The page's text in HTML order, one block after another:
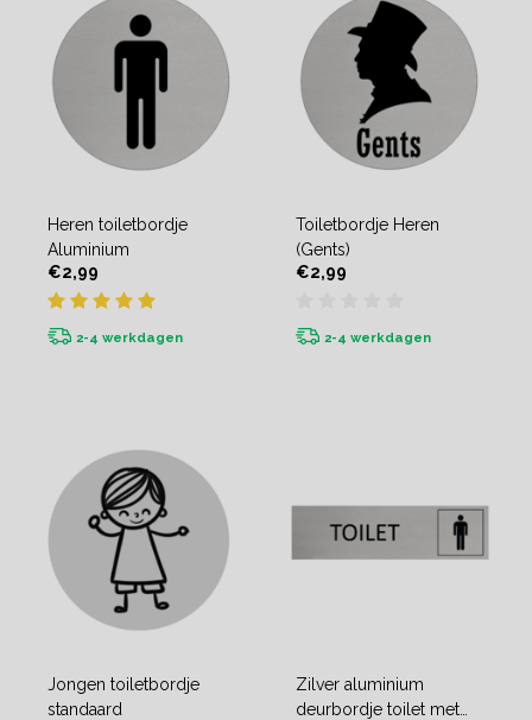
Heren toiletbordje
Aluminium
€2,99
2-4 werkdagen
Toiletbordje Heren
(Gents)
€2,99
2-4 werkdagen
Jongen toiletbordje
standaard
Zilver aluminium
deurbordje toilet met